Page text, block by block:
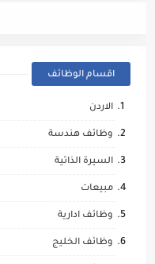
اقسام الوظائف
الاردن
وظائف هندسة
السيرة الذاتية
مبيعات
وظائف ادارية
وظائف الخليج